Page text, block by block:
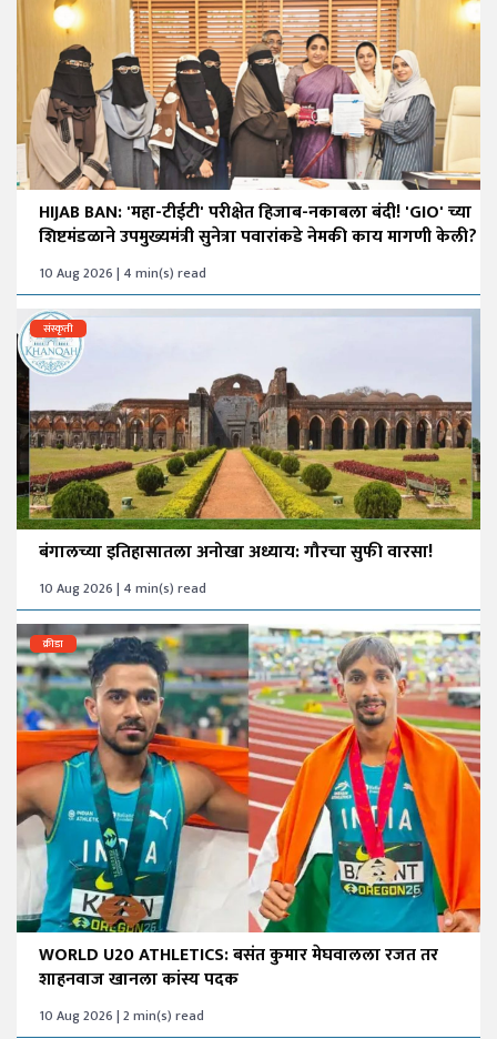
HIJAB BAN: 'महा-टीईटी' परीक्षेत हिजाब-नकाबला बंदी! 'GIO' च्या
शिष्टमंडळाने उपमुख्यमंत्री सुनेत्रा पवारांकडे नेमकी काय मागणी केली?
10 Aug 2026 | 4 min(s) read
संस्कृती
बंगालच्या इतिहासातला अनोखा अध्याय: गौरचा सुफी वारसा!
10 Aug 2026 | 4 min(s) read
क्रीडा
WORLD U20 ATHLETICS: बसंत कुमार मेघवालला रजत तर
शाहनवाज खानला कांस्य पदक
10 Aug 2026 | 2 min(s) read